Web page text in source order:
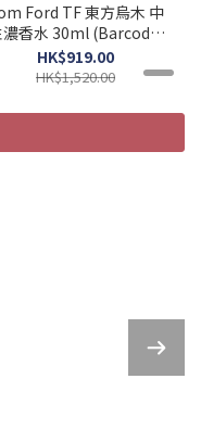
Ford TF 東方烏木 中
濃香水 30ml (Barcode:
888066050685)
HK$919.00
HK$1,520.00